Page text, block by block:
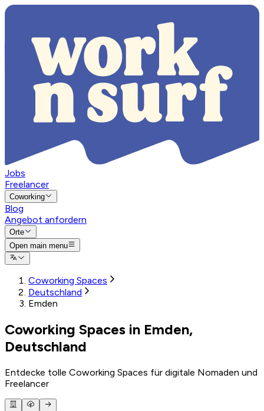
Jobs
Freelancer
Coworking
Blog
Angebot anfordern
Orte
Open main menu
Coworking Spaces
Deutschland
Emden
Coworking Spaces in Emden,
Deutschland
Entdecke tolle Coworking Spaces für digitale Nomaden und
Freelancer